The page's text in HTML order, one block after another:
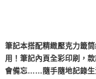
筆記本搭配精緻壓克力籤
用！筆記內頁全彩印刷，
會備忘……隨手隨地記錄生